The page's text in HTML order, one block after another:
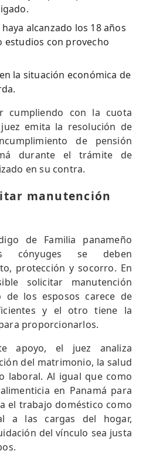
alcanzado los 18 años
estudios con provecho
la situación económica de
cumpliendo con la cuota
emita la resolución de
de pensión
durante el trámite de
en su contra.
manutención
de Familia panameño
cónyuges se deben
protección y socorro. En
solicitar manutención
de los esposos carece de
y el otro tiene la
proporcionarlos.
apoyo, el juez analiza
del matrimonio, la salud
laboral. Al igual que como
en Panamá para
el trabajo doméstico como
a las cargas del hogar,
del vínculo sea justa